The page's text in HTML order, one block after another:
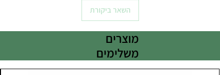
השאר ביקורת
מוצרים
משלימים